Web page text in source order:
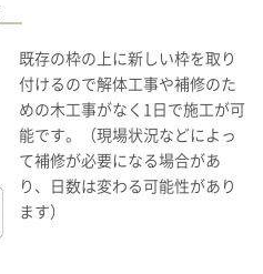
既存の枠の上に新しい枠を取り
付けるので解体工事や補修のた
めの木工事がなく1日で施工が可
能です。（現場状況などによっ
て補修が必要になる場合があ
り、日数は変わる可能性があり
ます）